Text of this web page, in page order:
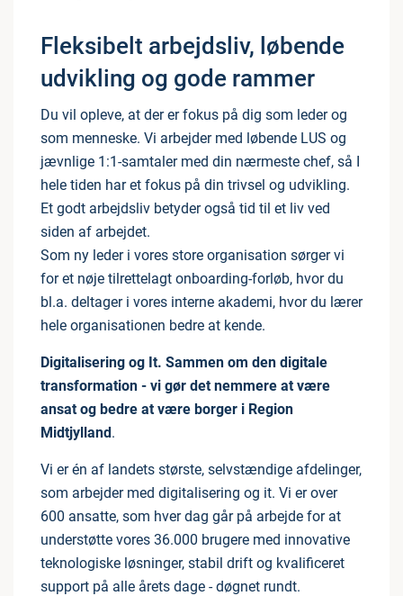
Fleksibelt arbejdsliv, løbende
udvikling og gode rammer
Du vil opleve, at der er fokus på dig som leder og
som menneske. Vi arbejder med løbende LUS og
jævnlige 1:1-samtaler med din nærmeste chef, så I
hele tiden har et fokus på din trivsel og udvikling.
Et godt arbejdsliv betyder også tid til et liv ved
siden af arbejdet.
Som ny leder i vores store organisation sørger vi
for et nøje tilrettelagt onboarding-forløb, hvor du
bl.a. deltager i vores interne akademi, hvor du lærer
hele organisationen bedre at kende.
Digitalisering og It. Sammen om den digitale
transformation - vi gør det nemmere at være
ansat og bedre at være borger i Region
Midtjylland.
Vi er én af landets største, selvstændige afdelinger,
som arbejder med digitalisering og it. Vi er over
600 ansatte, som hver dag går på arbejde for at
understøtte vores 36.000 brugere med innovative
teknologiske løsninger, stabil drift og kvalificeret
support på alle årets dage - døgnet rundt.